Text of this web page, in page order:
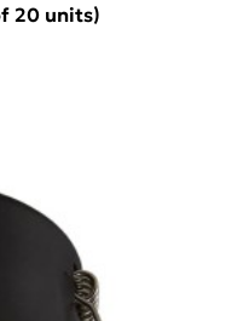
20 units)